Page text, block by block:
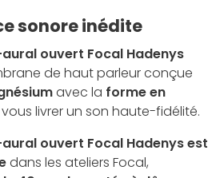
sonore inédite
ouvert Focal Hadenys
de haut parleur conçue
avec la forme en
livrer un son haute-fidélité.
ouvert Focal Hadenys est
dans les ateliers Focal,